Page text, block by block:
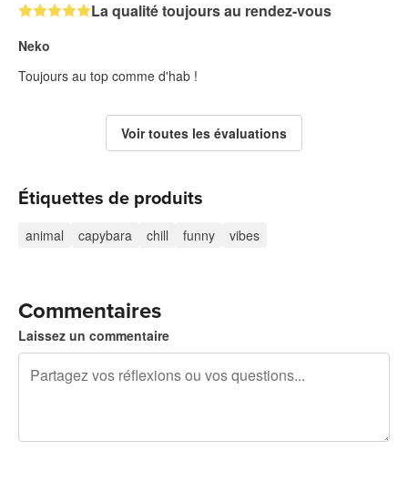
La qualité toujours au rendez-vous
Neko
Toujours au top comme d'hab !
Voir toutes les évaluations
Étiquettes de produits
animal capybara chill funny vibes
Commentaires
Laissez un commentaire